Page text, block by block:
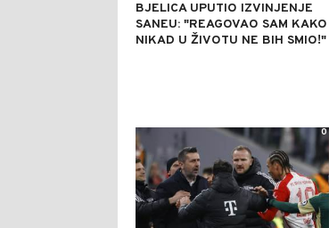
BJELICA UPUTIO IZVINJENJE
SANEU: "REAGOVAO SAM KAKO
NIKAD U ŽIVOTU NE BIH SMIO!"
0